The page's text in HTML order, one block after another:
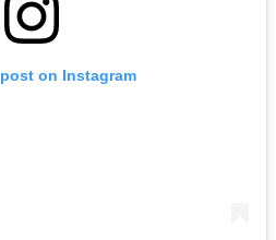
on Instagram